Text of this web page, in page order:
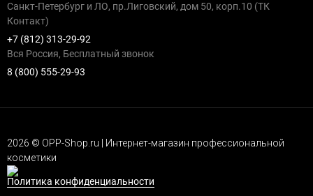
Санкт-Петербург и ЛО, пр.Лиговский, дом 50, корп.10 (ТК
Контакт)
+7 (812) 313-29-92
Вся Россия, Бесплатный звонок
8 (800) 555-29-93
2026 © OPP-Shop.ru | Интернет-магазин профессиональной
косметики
Политика конфиденциальности